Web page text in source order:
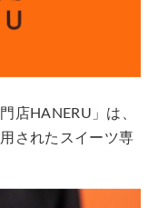
店HANERU」は、
されたスイーツ専